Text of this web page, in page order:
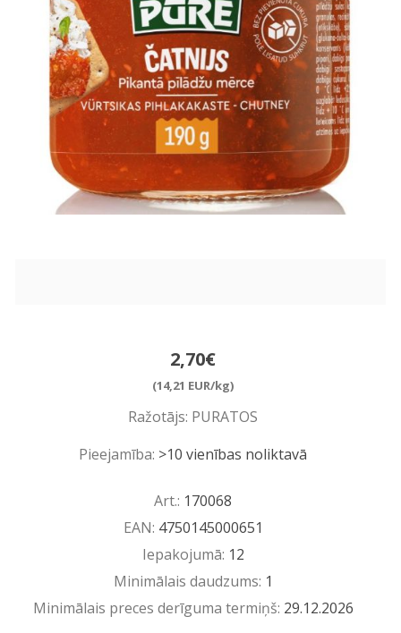
2,70€
(14,21 EUR/kg)
Ražotājs: PURATOS
Pieejamība: >10 vienības noliktavā
Art.: 170068
EAN: 4750145000651
Iepakojumā: 12
Minimālais daudzums: 1
Minimālais preces derīguma termiņš: 29.12.2026